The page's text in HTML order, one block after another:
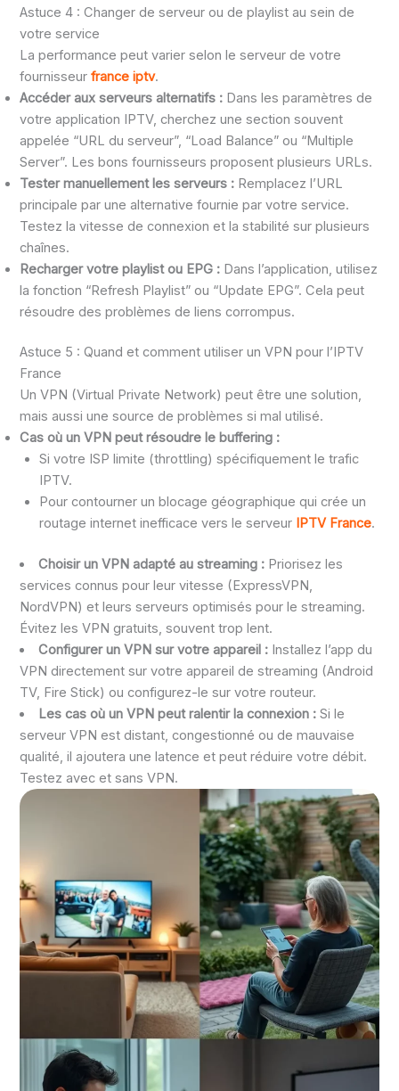
Astuce 4 : Changer de serveur ou de playlist au sein de
votre service
La performance peut varier selon le serveur de votre
fournisseurfrance iptv.
Accéder aux serveurs alternatifs : Dans les paramètres de
votre application IPTV, cherchez une section souvent
appelée “URL du serveur”, “Load Balance” ou “Multiple
Server”. Les bons fournisseurs proposent plusieurs URLs.
Tester manuellement les serveurs : Remplacez l’URL
principale par une alternative fournie par votre service.
Testez la vitesse de connexion et la stabilité sur plusieurs
chaînes.
Recharger votre playlist ou EPG : Dans l’application, utilisez
la fonction “Refresh Playlist” ou “Update EPG”. Cela peut
résoudre des problèmes de liens corrompus.
Astuce 5 : Quand et comment utiliser un VPN pour l’IPTV
France
Un VPN (Virtual Private Network) peut être une solution,
mais aussi une source de problèmes si mal utilisé.
Cas où un VPN peut résoudre le buffering :
Si votre ISP limite (throttling) spécifiquement le trafic
IPTV.
Pour contourner un blocage géographique qui crée un
routage internet inefficace vers le serveur
IPTV France.
Choisir un VPN adapté au streaming : Priorisez les
services connus pour leur vitesse (ExpressVPN,
NordVPN) et leurs serveurs optimisés pour le streaming.
Évitez les VPN gratuits, souvent trop lent.
Configurer un VPN sur votre appareil : Installez l’app du
VPN directement sur votre appareil de streaming (Android
TV, Fire Stick) ou configurez-le sur votre routeur.
Les cas où un VPN peut ralentir la connexion : Si le
serveur VPN est distant, congestionné ou de mauvaise
qualité, il ajoutera une latence et peut réduire votre débit.
Testez avec et sans VPN.